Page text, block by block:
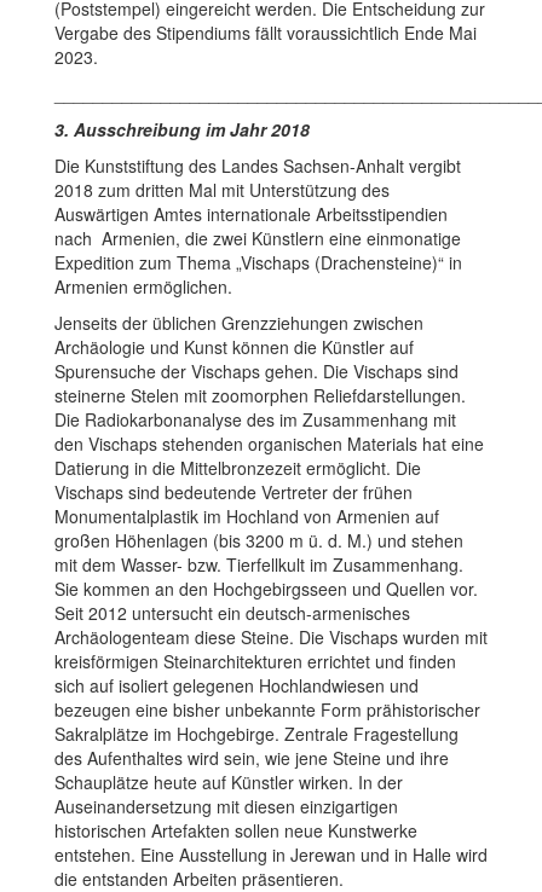
(Poststempel) eingereicht werden. Die Entscheidung zur
Vergabe des Stipendiums fällt voraussichtlich Ende Mai
2023.
3. Ausschreibung im Jahr 2018
Die Kunststiftung des Landes Sachsen-Anhalt vergibt
2018 zum dritten Mal mit Unterstützung des
Auswärtigen Amtes internationale Arbeitsstipendien
nach Armenien, die zwei Künstlern eine einmonatige
Expedition zum Thema „Vischaps (Drachensteine)“ in
Armenien ermöglichen.
Jenseits der üblichen Grenzziehungen zwischen
Archäologie und Kunst können die Künstler auf
Spurensuche der Vischaps gehen. Die Vischaps sind
steinerne Stelen mit zoomorphen Reliefdarstellungen.
Die Radiokarbonanalyse des im Zusammenhang mit
den Vischaps stehenden organischen Materials hat eine
Datierung in die Mittelbronzezeit ermöglicht. Die
Vischaps sind bedeutende Vertreter der frühen
Monumentalplastik im Hochland von Armenien auf
großen Höhenlagen (bis 3200 m ü. d. M.) und stehen
mit dem Wasser- bzw. Tierfellkult im Zusammenhang.
Sie kommen an den Hochgebirgsseen und Quellen vor.
Seit 2012 untersucht ein deutsch-armenisches
Archäologenteam diese Steine. Die Vischaps wurden mit
kreisförmigen Steinarchitekturen errichtet und finden
sich auf isoliert gelegenen Hochlandwiesen und
bezeugen eine bisher unbekannte Form prähistorischer
Sakralplätze im Hochgebirge. Zentrale Fragestellung
des Aufenthaltes wird sein, wie jene Steine und ihre
Schauplätze heute auf Künstler wirken. In der
Auseinandersetzung mit diesen einzigartigen
historischen Artefakten sollen neue Kunstwerke
entstehen. Eine Ausstellung in Jerewan und in Halle wird
die entstanden Arbeiten präsentieren.